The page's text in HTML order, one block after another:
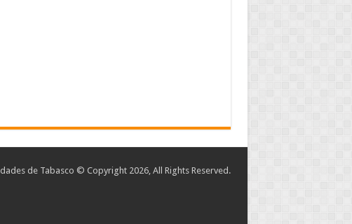
de Tabasco © Copyright 2026, All Rights Reserved.